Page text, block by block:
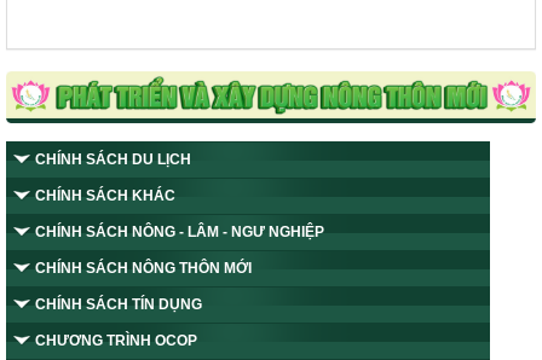
CHÍNH SÁCH DU LỊCH
CHÍNH SÁCH KHÁC
CHÍNH SÁCH NÔNG - LÂM - NGƯ NGHIỆP
CHÍNH SÁCH NÔNG THÔN MỚI
CHÍNH SÁCH TÍN DỤNG
CHƯƠNG TRÌNH OCOP